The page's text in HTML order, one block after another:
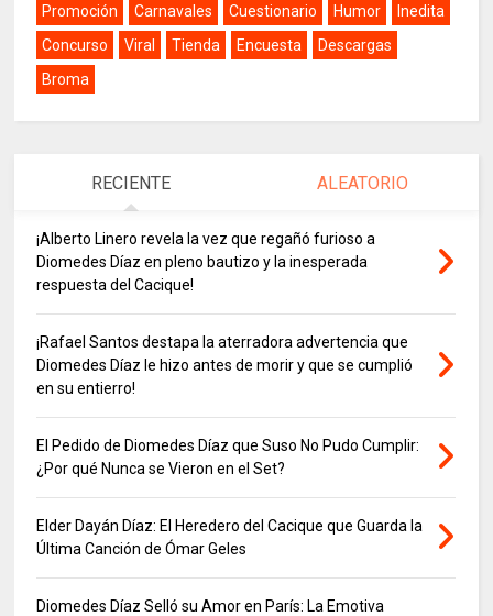
Promoción Carnavales Cuestionario Humor
Inedita
Concurso
Viral Tienda Encuesta
Descargas
Broma
RECIENTE ALEATORIO
¡Alberto Linero revela la vez que regañó furioso a
Diomedes Díaz en pleno bautizo y la inesperada
respuesta del Cacique!
¡Rafael Santos destapa la aterradora advertencia que
Diomedes Díaz le hizo antes de morir y que se cumplió
en su entierro!
El Pedido de Diomedes Díaz que Suso No Pudo Cumplir:
¿Por qué Nunca se Vieron en el Set?
Elder Dayán Díaz: El Heredero del Cacique que Guarda la
Última Canción de Ómar Geles
Diomedes Díaz Selló su Amor en París: La Emotiva